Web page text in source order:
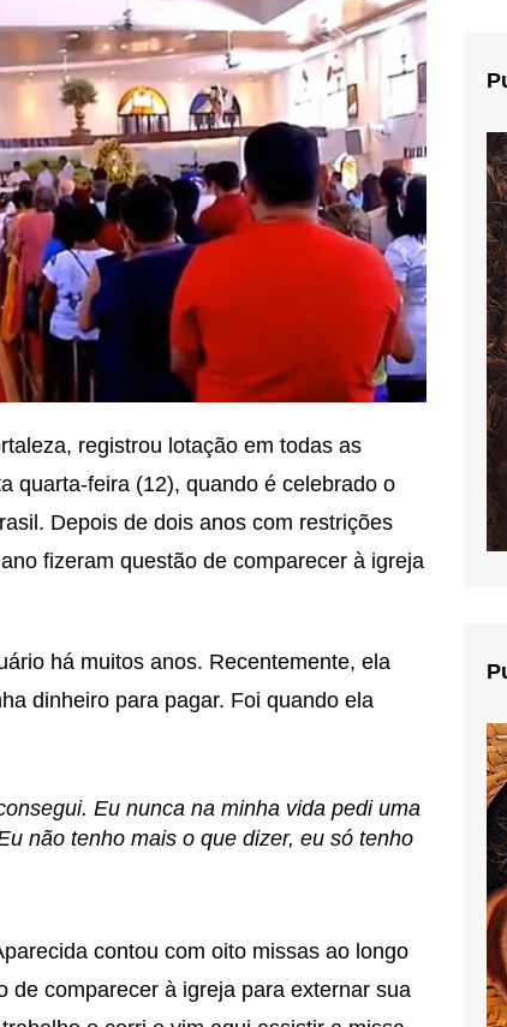
registrou lotação em todas as
quarta-feira (12), quando é celebrado o
Depois de dois anos com restrições
fizeram questão de comparecer à igreja
há muitos anos. Recentemente, ela
dinheiro para pagar. Foi quando ela
Eu nunca na minha vida pedi uma
não tenho mais o que dizer, eu só tenho
contou com oito missas ao longo
de comparecer à igreja para externar sua